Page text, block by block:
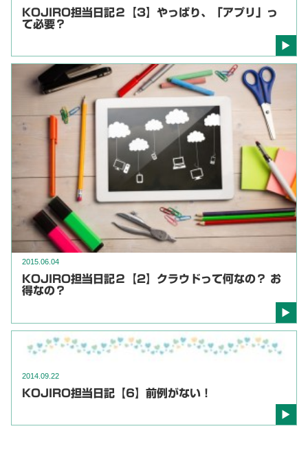
KOJIRO担当日記２【3】やっぱり、「アプリ」っ
て必要？
2015.06.04
KOJIRO担当日記２【2】クラウドって何なの？ お
得なの？
2014.09.22
KOJIRO担当日記【6】前例がない！